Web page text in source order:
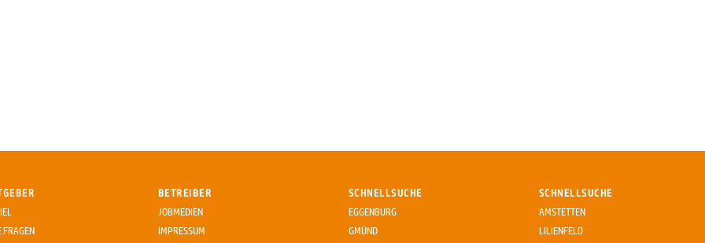
FRAGEN
BETREIBER
JOBMEDIEN
IMPRESSUM
SCHNELLSUCHE
EGGENBURG
GMÜND
SCHNELLSUCHE
AMSTETTEN
LILIENFELD